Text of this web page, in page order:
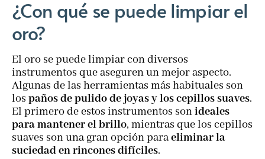
¿Con qué se puede limpiar el
oro?
El oro se puede limpiar con diversos
instrumentos que aseguren un mejor aspecto.
Algunas de las herramientas más habituales son
los paños de pulido de joyas y los cepillos suaves.
El primero de estos instrumentos sonideales
para mantener el brillo, mientras que los cepillos
suaves son una gran opción paraeliminar la
suciedad en rincones difíciles.